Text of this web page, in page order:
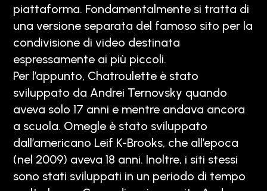
piattaforma. Fondamentalmente si tratta di
una versione separata del famoso sito per la
condivisione di video destinata
espressamente ai più piccoli.
Per l’appunto, Chatroulette è stato
sviluppato da Andrei Ternovsky quando
aveva solo 17 anni e mentre andava ancora
a scuola. Omegle è stato sviluppato
dall’americano Leif K-Brooks, che all’epoca
(nel 2009) aveva 18 anni. Inoltre, i siti stessi
sono stati sviluppati in un periodo di tempo